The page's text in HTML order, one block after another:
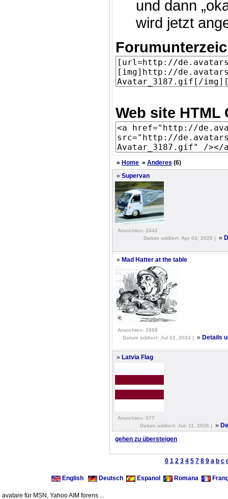
und dann
wird jetzt
Web site HTML
» Home » Anderes (6)
» Supervan
Ansichten: 2442
Datum addiert: Apr 04, 2025 |
»
» Mad Hatter at the table
Ansichten: 2888
Datum addiert: Jul 02, 2024 |
» Details
» Latvia Flag
Ansichten: 577
Datum addiert: Jun 11, 2026 |
»
gehen zu übersteigen
0 1 2 3 4 5 7 8 9 a b c
English Deutsch Espanol Romana
avatare für MSN, Yahoo AIM forens ...